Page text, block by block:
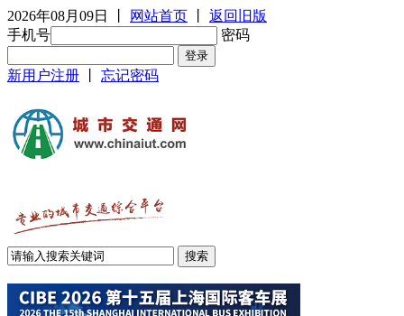
2026年08月09日 网站首页
返回旧版
手机号
密码
新用户注册 忘记密码